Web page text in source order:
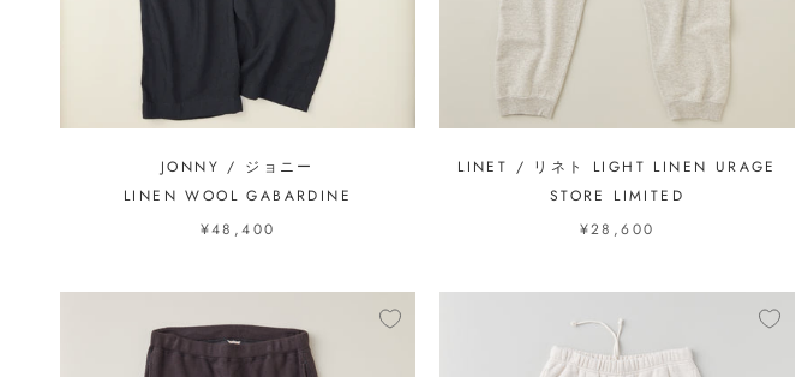
JONNY / ジョニー
LINEN WOOL GABARDINE
¥48,400
LINET / リネト LIGHT LINEN URAGE
STORE LIMITED
¥28,600